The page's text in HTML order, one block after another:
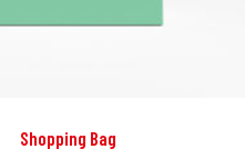
Shopping Bag